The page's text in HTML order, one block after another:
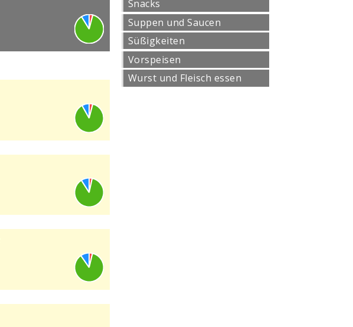
Snacks
Suppen und Saucen
Süßigkeiten
Vorspeisen
Wurst und Fleisch essen